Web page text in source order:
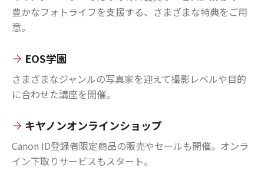
豊かなフォトライフを支援する、さまざまな特典をご用
意。
EOS学園
さまざまなジャンルの写真家を迎えて撮影レベルや目的
に合わせた講座を開催。
キヤノンオンラインショップ
Canon ID登録者限定商品の販売やセールも開催。オンラ
イン下取りサービスもスタート。